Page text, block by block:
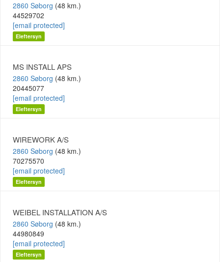
2860 Søborg (48 km.)
44529702
[email protected]
Eleftersyn
MS INSTALL APS
2860 Søborg (48 km.)
20445077
[email protected]
Eleftersyn
WIREWORK A/S
2860 Søborg (48 km.)
70275570
[email protected]
Eleftersyn
WEIBEL INSTALLATION A/S
2860 Søborg (48 km.)
44980849
[email protected]
Eleftersyn